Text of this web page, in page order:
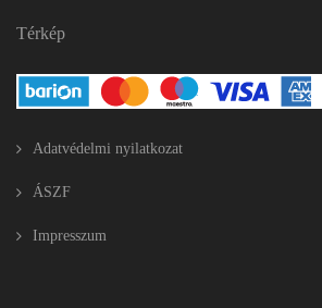
Térkép
Adatvédelmi nyilatkozat
ÁSZF
Impresszum